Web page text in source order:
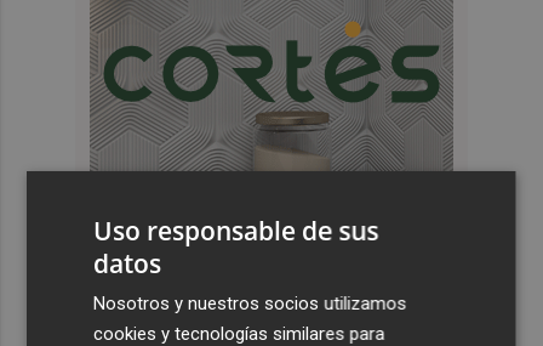
Últimas Noticias
Uso responsable de sus
datos
Nosotros y nuestros socios utilizamos
cookies y tecnologías similares para